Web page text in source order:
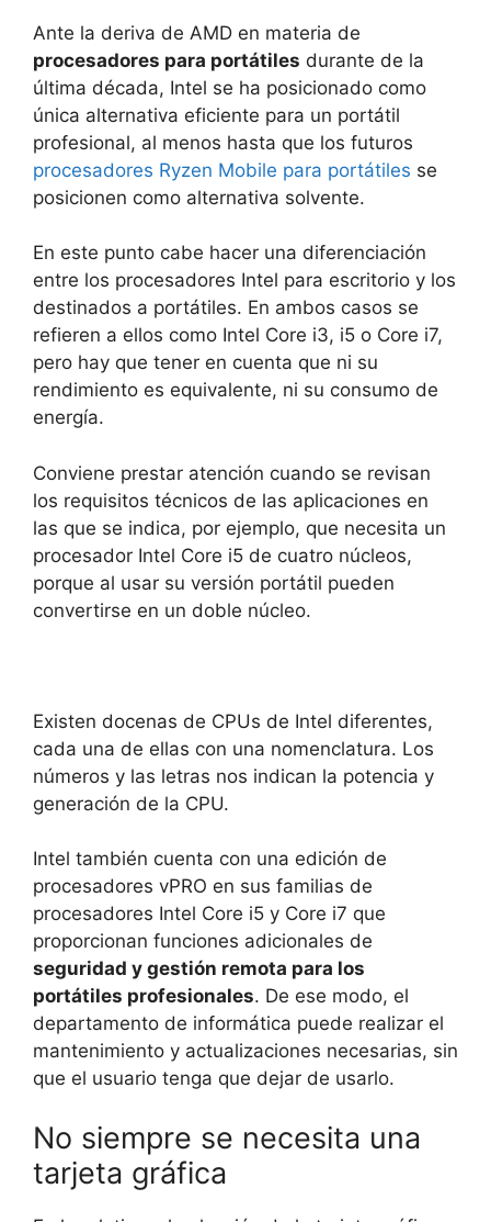
Ante la deriva de AMD en materia de
procesadores para portátiles durante de la
última década, Intel se ha posicionado como
única alternativa eficiente para un portátil
profesional, al menos hasta que los futuros
procesadores Ryzen Mobile para portátiles se
posicionen como alternativa solvente.
En este punto cabe hacer una diferenciación
entre los procesadores Intel para escritorio y los
destinados a portátiles. En ambos casos se
refieren a ellos como Intel Core i3, i5 o Core i7,
pero hay que tener en cuenta que ni su
rendimiento es equivalente, ni su consumo de
energía.
Conviene prestar atención cuando se revisan
los requisitos técnicos de las aplicaciones en
las que se indica, por ejemplo, que necesita un
procesador Intel Core i5 de cuatro núcleos,
porque al usar su versión portátil pueden
convertirse en un doble núcleo.
Existen docenas de CPUs de Intel diferentes,
cada una de ellas con una nomenclatura. Los
números y las letras nos indican la potencia y
generación de la CPU.
Intel también cuenta con una edición de
procesadores vPRO en sus familias de
procesadores Intel Core i5 y Core i7 que
proporcionan funciones adicionales de
seguridad y gestión remota para los
portátiles profesionales. De ese modo, el
departamento de informática puede realizar el
mantenimiento y actualizaciones necesarias, sin
que el usuario tenga que dejar de usarlo.
No siempre se necesita una
tarjeta gráfica